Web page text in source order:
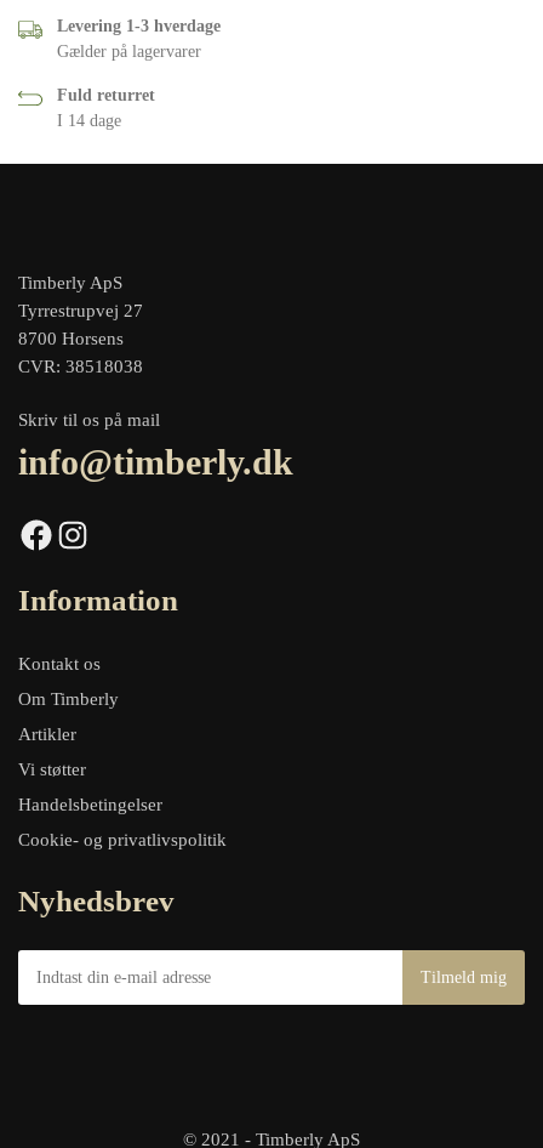
Levering 1-3 hverdage
Gælder på lagervarer
Fuld returret
I 14 dage
Timberly ApS
Tyrrestrupvej 27
8700 Horsens
CVR: 38518038
Skriv til os på mail
info@timberly.dk
Facebook Instagram
Information
Kontakt os
Om Timberly
Artikler
Vi støtter
Handelsbetingelser
Cookie- og privatlivspolitik
Nyhedsbrev
© 2021 - Timberly ApS